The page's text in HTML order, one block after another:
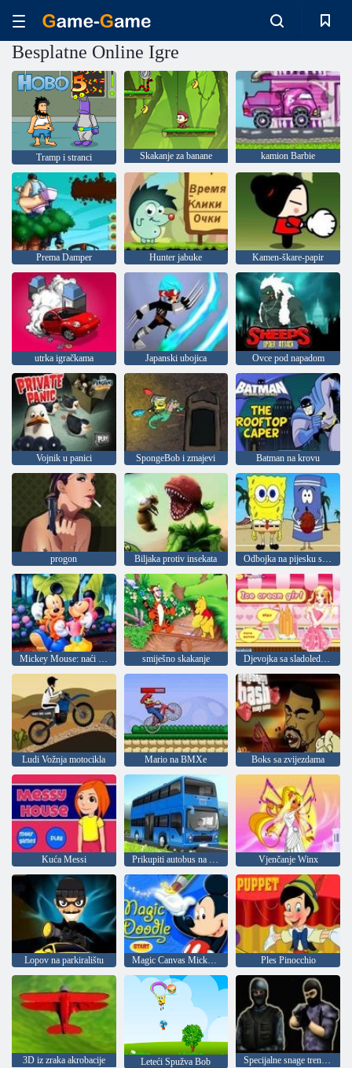
Besplatne Online Igre
Tramp i stranci Skakanje za banane kamion Barbie
Prema Damper Hunter jabuke Kamen-škare-papir
utrka igračkama Japanski ubojica Ovce pod napadom
Vojnik u panici SpongeBob i zmajevi Batman na krovu
progon Biljaka protiv insekata
Mickey Mouse: naći zvijezde smiješno skakanje Djevojka sa sladoledom
Ludi Vožnja motocikla Mario na BMXe Boks sa zvijezdama
Kuća Messi Prikupiti autobus na kat u Vjenčanje Winx
Lopov na parkiralištu Magic Canvas Mickey Mouse Ples Pinocchio
3D iz zraka akrobacije Leteći Spužva Bob Specijalne snage trening